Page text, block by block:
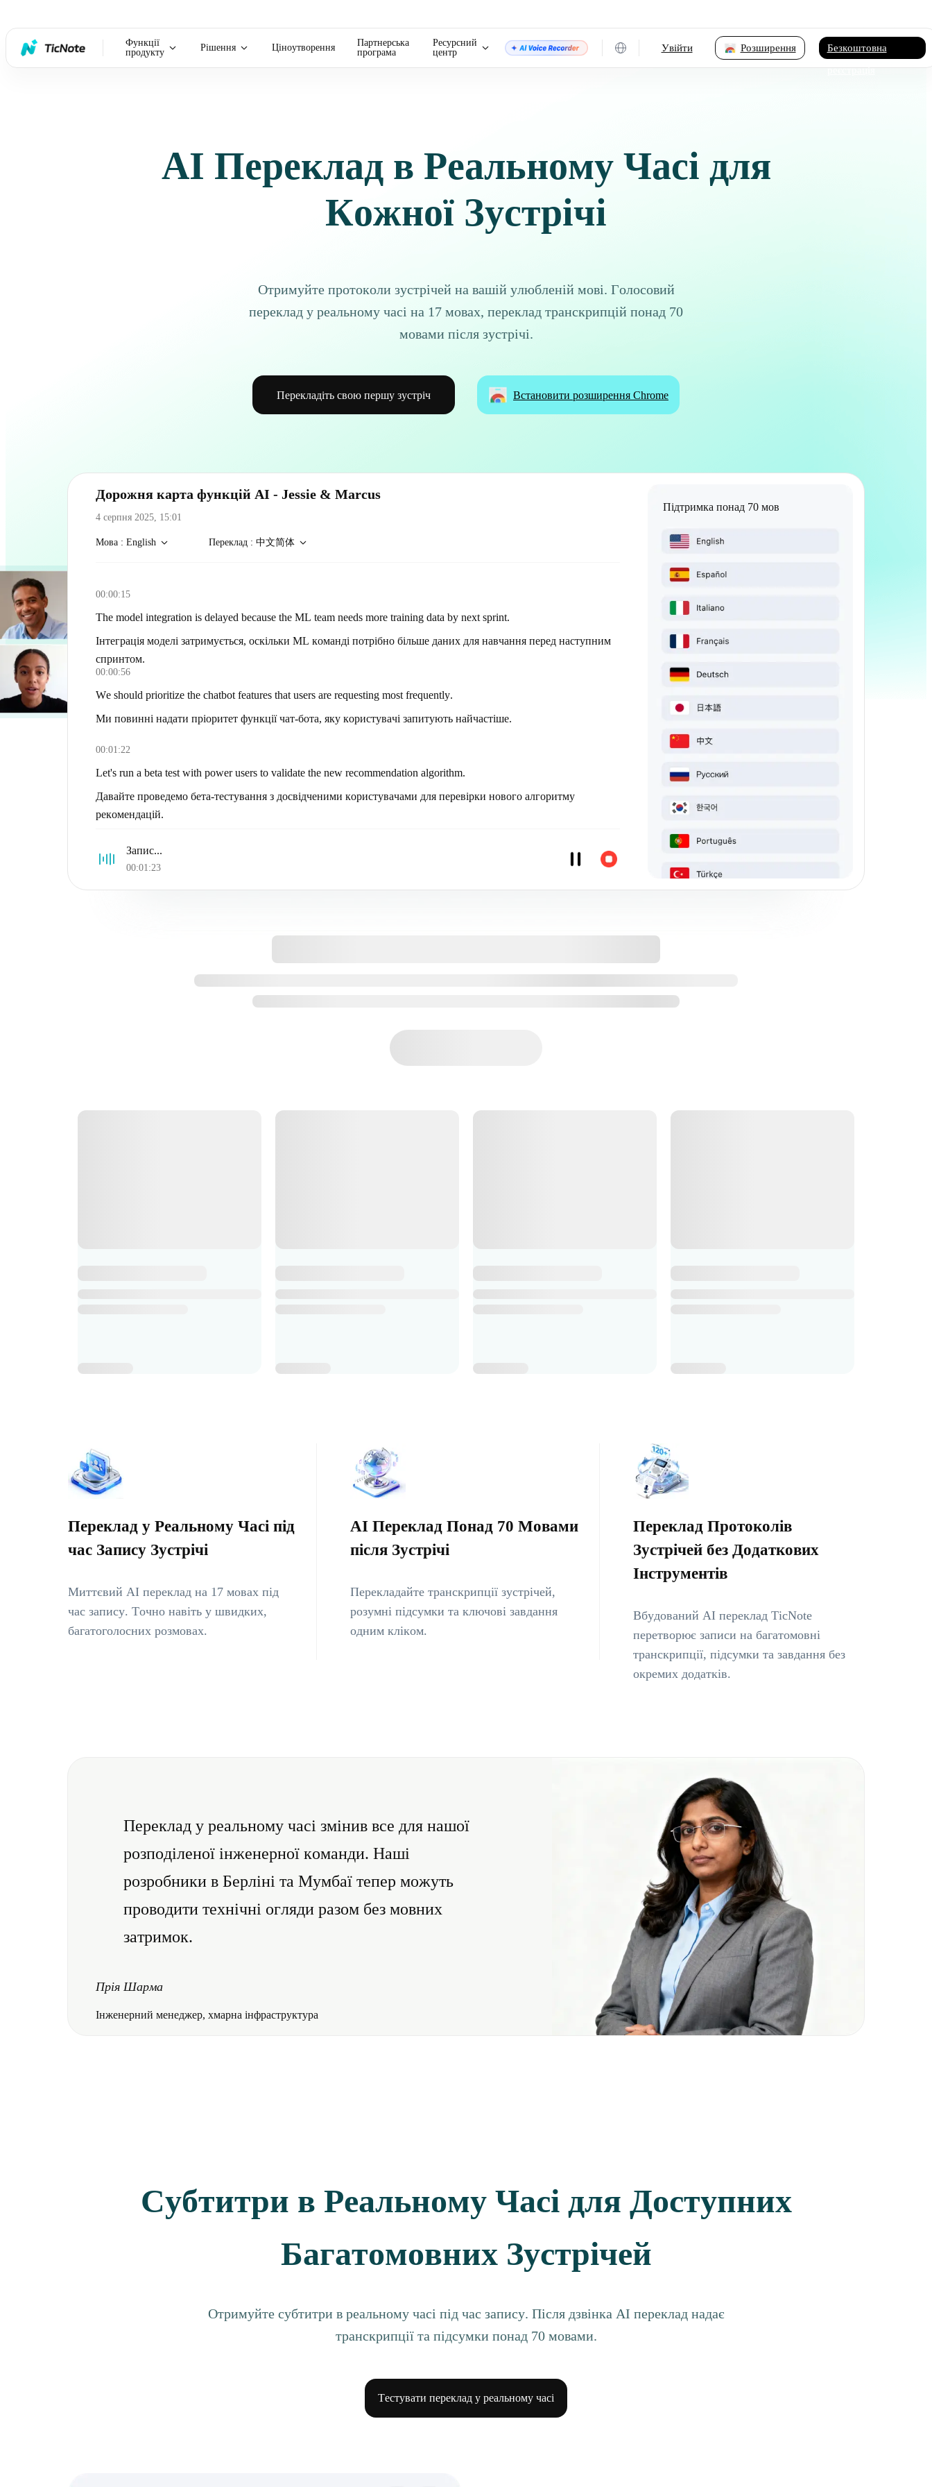
Функції
продукту
Рішення Ціноутворення
Партнерська
програма
Ресурсний
центр
Увійти Розширення
Безкоштовна
реєстрація
AI Переклад в Реальному Часі для
Кожної Зустрічі
Отримуйте протоколи зустрічей на вашій улюбленій мові. Голосовий
переклад у реальному часі на 17 мовах, переклад транскрипцій понад 70
мовами після зустрічі.
Перекладіть свою першу зустріч Встановити розширення Chrome
Дорожня карта функцій AI - Jessie & Marcus
4 серпня 2025, 15:01
Мова : English Переклад : 中文简体
00:00:15
The model integration is delayed because the ML team needs more training data by next sprint.
Інтеграція моделі затримується, оскільки ML команді потрібно більше даних для навчання перед наступним
спринтом.
00:00:56
We should prioritize the chatbot features that users are requesting most frequently.
Ми повинні надати пріоритет функції чат-бота, яку користувачі запитують найчастіше.
00:01:22
Let's run a beta test with power users to validate the new recommendation algorithm.
Давайте проведемо бета-тестування з досвідченими користувачами для перевірки нового алгоритму
рекомендацій.
Запис...
00:01:23
Підтримка понад 70 мов
Переклад у Реальному Часі під
час Запису Зустрічі
Миттєвий AI переклад на 17 мовах під
час запису. Точно навіть у швидких,
багатоголосних розмовах.
AI Переклад Понад 70 Мовами
після Зустрічі
Перекладайте транскрипції зустрічей,
розумні підсумки та ключові завдання
одним кліком.
Переклад Протоколів
Зустрічей без Додаткових
Інструментів
Вбудований AI переклад TicNote
перетворює записи на багатомовні
транскрипції, підсумки та завдання без
окремих додатків.
Переклад у реальному часі змінив все для нашої
розподіленої інженерної команди. Наші
розробники в Берліні та Мумбаї тепер можуть
проводити технічні огляди разом без мовних
затримок.
Прія Шарма
Інженерний менеджер, хмарна інфраструктура
Субтитри в Реальному Часі для Доступних
Багатомовних Зустрічей
Отримуйте субтитри в реальному часі під час запису. Після дзвінка AI переклад надає
транскрипції та підсумки понад 70 мовами.
Тестувати переклад у реальному часі